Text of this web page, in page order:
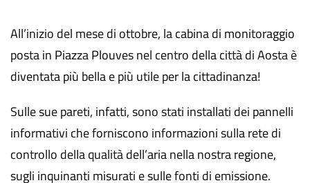
All’inizio del mese di ottobre, la cabina di monitoraggio
posta in Piazza Plouves nel centro della città di Aosta è
diventata più bella e più utile per la cittadinanza!
Sulle sue pareti, infatti, sono stati installati dei pannelli
informativi che forniscono informazioni sulla rete di
controllo della qualità dell’aria nella nostra regione,
sugli inquinanti misurati e sulle fonti di emissione.